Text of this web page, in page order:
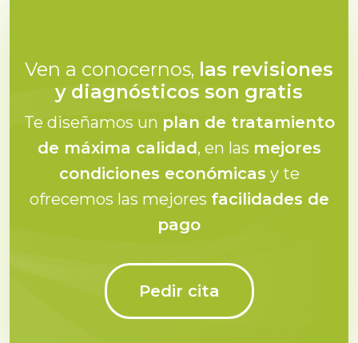
Ven a conocernos, las revisiones
y diagnósticos son gratis
Te diseñamos un plan de tratamiento
de máxima calidad, en las mejores
condiciones económicas y te
ofrecemos las mejores facilidades de
pago
Pedir cita